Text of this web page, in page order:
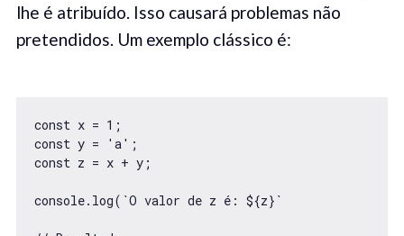
lhe é atribuído. Isso causará problemas não
pretendidos. Um exemplo clássico é:
const x = 1;
const y = 'a';
const z = x + y;
console.log(`O valor de z é: ${z}`